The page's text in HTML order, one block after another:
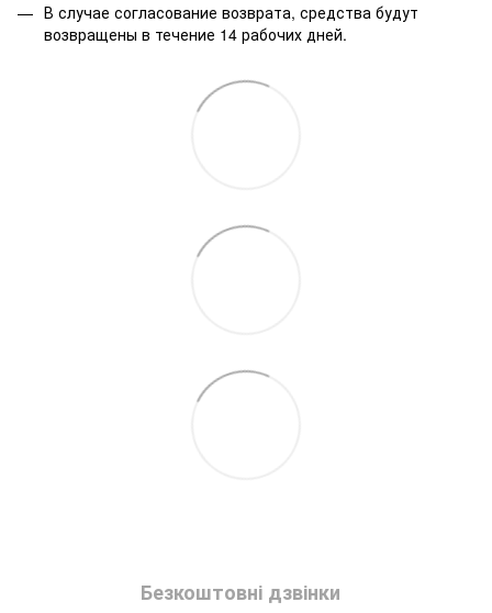
В случае согласование возврата, средства будут
возвращены в течение 14 рабочих дней.
Безкоштовні дзвінки